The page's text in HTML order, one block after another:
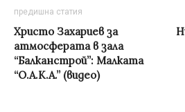
предишна статия
Христо Захариев за
атмосферата в зала
“Балканстрой”: Малката
“О.А.К.А.” (видео)